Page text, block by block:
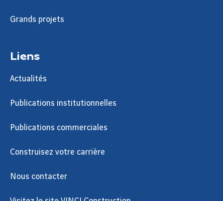
Grands projets
Liens
Actualités
Publications institutionnelles
Publications commerciales
Construisez votre carrière
Nous contacter